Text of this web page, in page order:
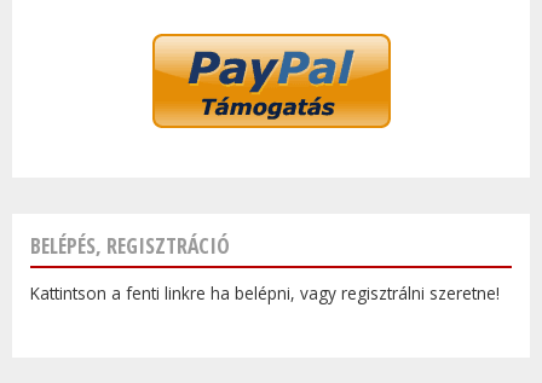
BELÉPÉS, REGISZTRÁCIÓ
Kattintson a fenti linkre ha belépni, vagy regisztrálni szeretne!